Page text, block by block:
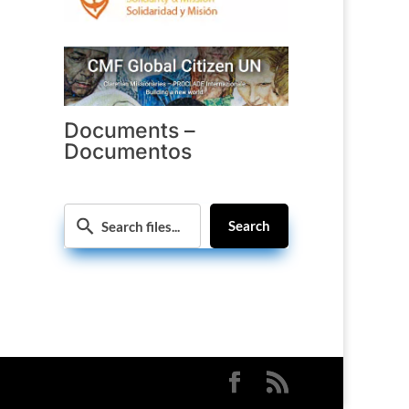
Documents –
Documentos
Search